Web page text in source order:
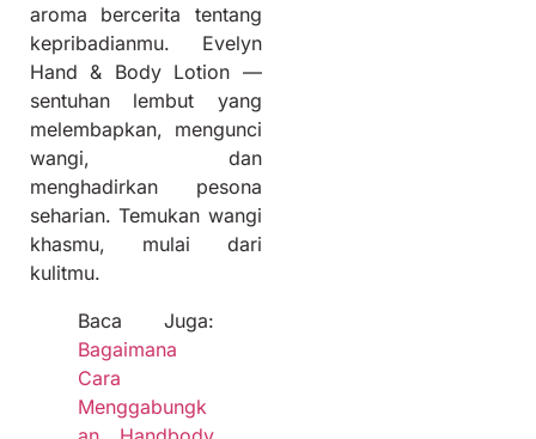
aroma bercerita tentang
kepribadianmu. Evelyn
Hand & Body Lotion —
sentuhan lembut yang
melembapkan, mengunci
wangi, dan
menghadirkan pesona
seharian. Temukan wangi
khasmu, mulai dari
kulitmu.
Baca Juga:
Bagaimana
Cara
Menggabungk